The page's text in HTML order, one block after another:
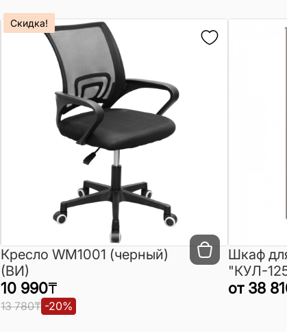
Скидка!
Кресло WM1001 (черный)
(ВИ)
10 990₸
13 780₸ -20%
Шкаф
"КУЛ-
от 38